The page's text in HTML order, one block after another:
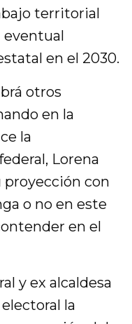
territorial
eventual
en el 2030.
otros
en la
la
Lorena
proyección con
o no en este
en el
y ex alcaldesa
la